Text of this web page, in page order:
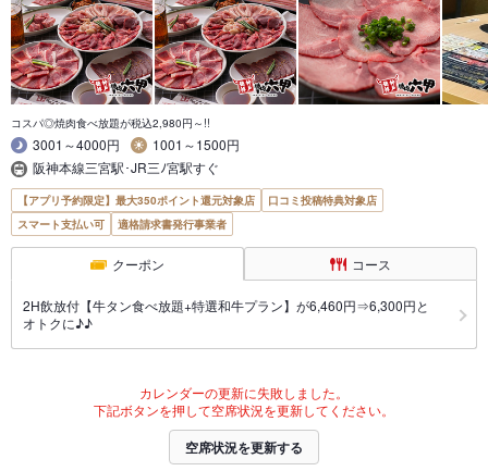
コスパ◎焼肉食べ放題が税込2,980円～!!
3001～4000円
1001～1500円
阪神本線三宮駅･JR三ﾉ宮駅すぐ
【アプリ予約限定】最大350ポイント還元対象店
口コミ投稿特典対象店
スマート支払い可
適格請求書発行事業者
クーポン コース
2H飲放付【牛タン食べ放題+特選和牛プラン】が6,460円⇒6,300円と
オトクに♪♪
カレンダーの更新に失敗しました。
下記ボタンを押して空席状況を更新してください。
空席状況を更新する